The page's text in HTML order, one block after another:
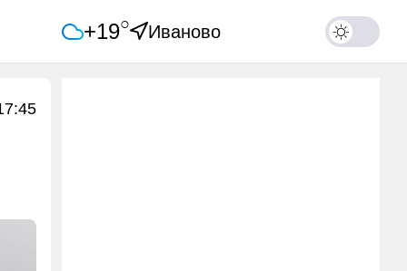
+19○ Иваново